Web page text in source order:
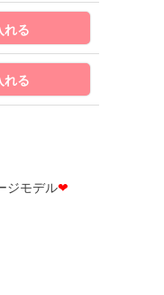
れる
れる
ジモデル❤